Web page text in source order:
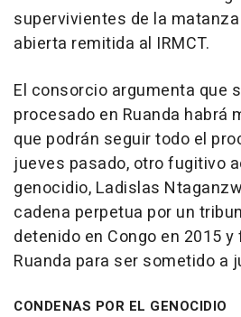
supervivientes de la
abierta remitida al IRMCT.
El consorcio argumenta que
procesado en Ruanda habrá
que podrán seguir todo el
jueves pasado, otro fugitivo
genocidio, Ladislas
cadena perpetua por un
detenido en Congo en 2015
Ruanda para ser sometido a
CONDENAS POR EL GENOCIDIO